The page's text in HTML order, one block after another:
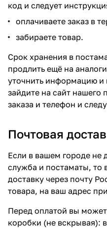
код и следует
оплачиваете заказ в
забираете товар.
Срок хранения в
продлить ещё на
уточнить информацию и
зайдите на сайт нашего
заказа и телефон и
Почтовая
Если в вашем городе не
служба и постаматы, то
доставку через почту
товара, на ваш адрес
Перед оплатой вы
коробки (не вскрывая):